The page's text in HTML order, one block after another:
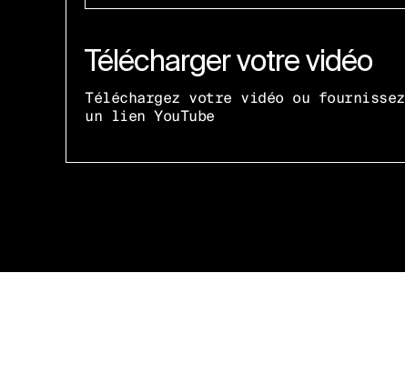
Télécharger votre vidéo
Téléchargez votre vidéo ou fournissez
un lien YouTube